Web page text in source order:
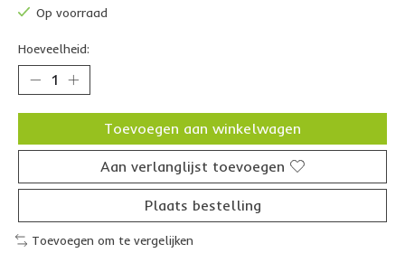
Op voorraad
Hoeveelheid:
Toevoegen aan winkelwagen
Aan verlanglijst toevoegen
Plaats bestelling
Toevoegen om te vergelijken